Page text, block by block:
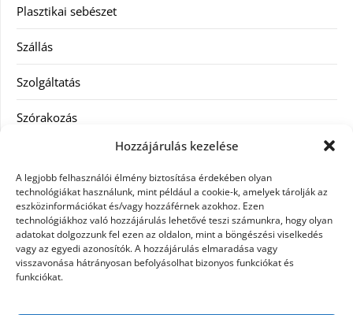
Hozzájárulás kezelése
A legjobb felhasználói élmény biztosítása érdekében olyan
technológiákat használunk, mint például a cookie-k, amelyek tárolják az
eszközinformációkat és/vagy hozzáférnek azokhoz. Ezen
technológiákhoz való hozzájárulás lehetővé teszi számunkra, hogy olyan
adatokat dolgozzunk fel ezen az oldalon, mint a böngészési viselkedés
vagy az egyedi azonosítók. A hozzájárulás elmaradása vagy
visszavonása hátrányosan befolyásolhat bizonyos funkciókat és
funkciókat.
Plasztikai sebészet
Szállás
Szolgáltatás
Szórakozás
Vásárlás
Víztisztítás
Webáruház